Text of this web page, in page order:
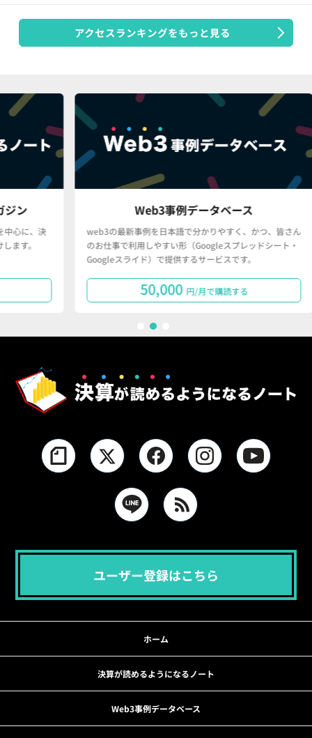
アクセスランキングをもっと見る
決
Web3事例データベース
web3の最新事例を日本語で分かりやすく、かつ、皆さん
のお仕事で利用しやすい形（Googleスプレッドシート・
Googleスライド）で提供するサービスです。
50,000 円/月で購読する
ユーザー登録はこちら
ホーム
決算が読めるようになるノート
Web3事例データベース